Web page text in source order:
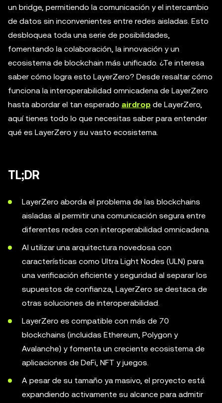
un bridge, permitiendo la comunicación y el intercambio
de datos sin inconvenientes entre redes aisladas. Esto
desbloquea toda una serie de posibilidades,
fomentando la colaboración, la innovación y un
ecosistema de blockchain más unificado. ¿Te interesa
saber cómo logra esto LayerZero? Desde resaltar cómo
funciona la interoperabilidad omnicadena de LayerZero
hasta abordar el tan esperado airdrop de LayerZero,
aquí tienes todo lo que necesitas saber para entender
qué es LayerZero y su vasto ecosistema.
TL;DR
LayerZero aborda el problema de las blockchains
aisladas al permitir una comunicación segura entre
diferentes redes con interoperabilidad omnicadena.
Al utilizar una arquitectura novedosa con
características como Ultra Light Nodes (ULN) para
una verificación eficiente y seguridad al separar los
supuestos de confianza, LayerZero se destaca de
otras soluciones de interoperabilidad.
LayerZero es compatible con más de 70
blockchains (incluidas Ethereum, Polygon y
Avalanche) y fomenta un creciente ecosistema de
aplicaciones de DeFi, NFT y juegos.
A pesar de su tamaño ya masivo, el proyecto está
expandiendo activamente su alcance para admitir